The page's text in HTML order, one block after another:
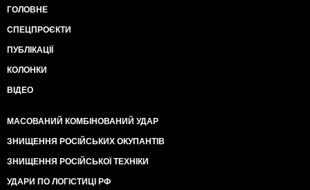
ГОЛОВНЕ
СПЕЦПРОЄКТИ
ПУБЛІКАЦІЇ
КОЛОНКИ
ВІДЕО
МАСОВАНИЙ КОМБІНОВАНИЙ УДАР
ЗНИЩЕННЯ РОСІЙСЬКИХ ОКУПАНТІВ
ЗНИЩЕННЯ РОСІЙСЬКОЇ ТЕХНІКИ
УДАРИ ПО ЛОГІСТИЦІ РФ